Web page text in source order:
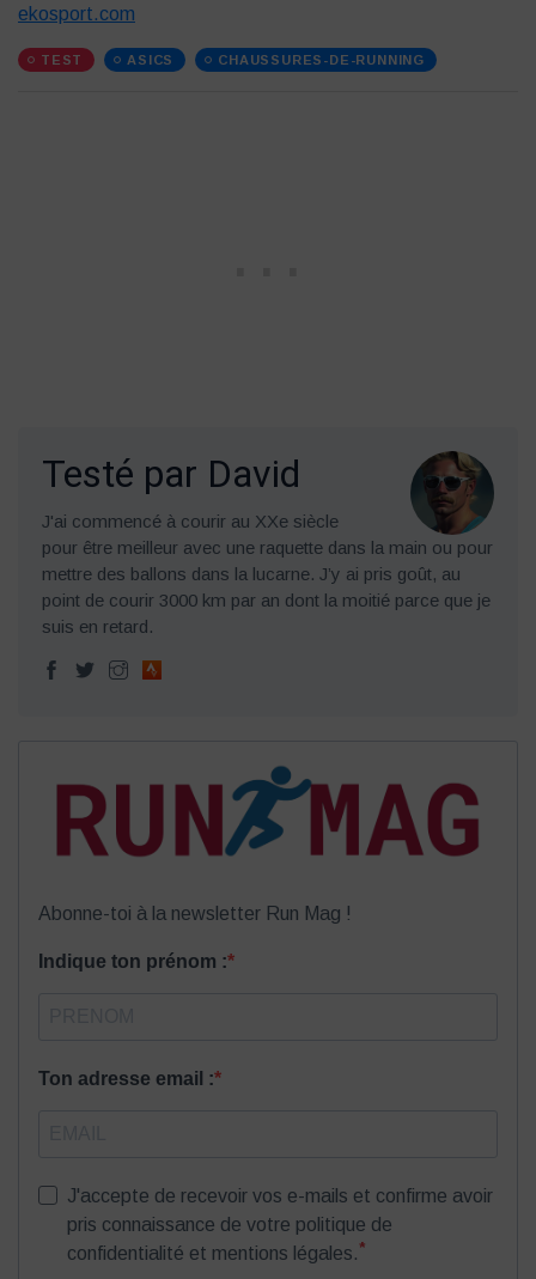
ekosport.com
TEST ASICS CHAUSSURES-DE-RUNNING
Testé par David
J'ai commencé à courir au XXe siècle
pour être meilleur avec une raquette dans la main ou pour
mettre des ballons dans la lucarne. J’y ai pris goût, au
point de courir 3000 km par an dont la moitié parce que je
suis en retard.
Abonne-toi à la newsletter Run Mag !
Indique ton prénom :
Ton adresse email :
J'accepte de recevoir vos e-mails et confirme avoir
pris connaissance de votre politique de
confidentialité et mentions légales.*